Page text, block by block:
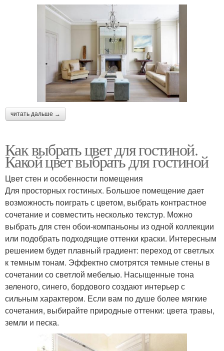
читать дальше →
Как выбрать цвет для гостиной.
Какой цвет выбрать для гостиной
Цвет стен и особенности помещения
Для просторных гостиных. Большое помещение дает
возможность поиграть с цветом, выбрать контрастное
сочетание и совместить несколько текстур. Можно
выбрать для стен обои-компаньоны из одной коллекции
или подобрать подходящие оттенки краски. Интересным
решением будет плавный градиент: переход от светлых
к темным тонам. Эффектно смотрятся темные стены в
сочетании со светлой мебелью. Насыщенные тона
зеленого, синего, бордового создают интерьер с
сильным характером. Если вам по душе более мягкие
сочетания, выбирайте природные оттенки: цвета травы,
земли и песка.